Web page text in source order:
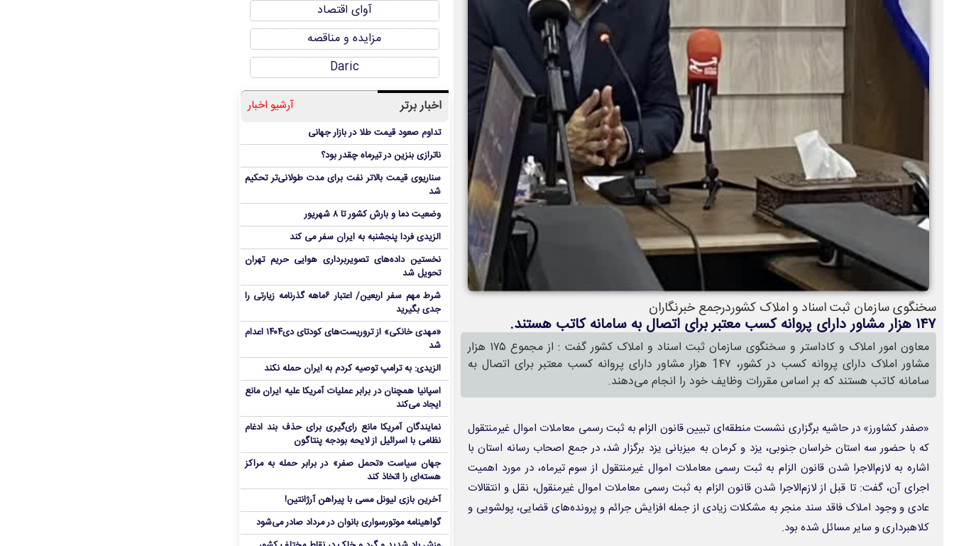
سخنگوی سازمان ثبت اسناد و املاک کشوردرجمع خبرنگاران
۱۴۷ هزار مشاور دارای پروانه کسب معتبر برای اتصال به سامانه کاتب هستند.
معاون امور املاک و کاداستر و سخنگوی سازمان ثبت اسناد و املاک کشور گفت : از مجموع ۱۷۵ هزار
مشاور املاک دارای پروانه کسب در کشور، 1۴۷ هزار مشاور دارای پروانه کسب معتبر برای اتصال به
سامانه کاتب هستند که بر اساس مقررات وظایف خود را انجام می‌دهند.
«صفدر کشاورز» در حاشیه برگزاری نشست منطقه‌ای تبیین قانون الزام به ثبت رسمی معاملات اموال غیرمنتقول
که با حضور سه استان خراسان جنوبی، یزد و کرمان به میزبانی یزد برگزار شد، در جمع اصحاب رسانه استان با
اشاره به لازم‌الاجرا شدن قانون الزام به ثبت رسمی معاملات اموال غیرمنتقول از سوم تیرماه، در مورد اهمیت
اجرای آن، گفت: تا قبل از لازم‌الاجرا شدن قانون الزام به ثبت رسمی معاملات اموال غیرمنقول، نقل و انتقالات
عادی و وجود املاک فاقد سند منجر به مشکلات زیادی از جمله افزایش جرائم و پرونده‌های قضایی، پولشویی و
کلاهبرداری و سایر مسائل شده بود.
آوای اقتصاد
مزایده و مناقصه
Daric
اخبار برتر آرشیو اخبار
تداوم صعود قیمت طلا در بازار جهانی
ناترازی بنزین در تیرماه چقدر بود؟
سناریوی قیمت بالاتر نفت برای مدت طولانی‌تر تحکیم
شد
وضعیت دما و بارش کشور تا ۸ شهریور
الزیدی فردا پنجشنبه به ایران سفر می کند
نخستین داده‌های تصویربرداری هوایی حریم تهران
تحویل شد
شرط مهم سفر اربعین/ اعتبار ۶ماهه گذرنامه زیارتی را
جدی بگیرید
«مهدی خانکی» از تروریست‌های کودتای دی۱۴۰۴ اعدام
شد
الزیدی: به ترامپ توصیه کردم به ایران حمله نکند
اسپانیا همچنان در برابر عملیات آمریکا علیه ایران مانع
ایجاد می‌کند
نمایندگان آمریکا مانع رای‌گیری برای حذف بند ادغام
نظامی با اسرائیل از لایحه بودجه پنتاگون
جهان سیاست «تحمل صفر» در برابر حمله به مراکز
هسته‌ای را اتخاذ کند
آخرین بازی لیونل مسی با پیراهن آرژانتین!
گواهینامه موتورسواری بانوان در مرداد صادر می‌شود